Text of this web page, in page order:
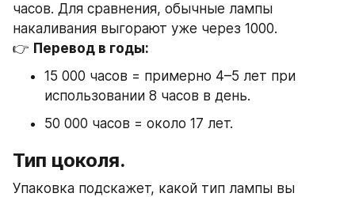
часов. Для сравнения, обычные лампы
накаливания выгорают уже через 1000.
👉 Перевод в годы:
15 000 часов = примерно 4–5 лет при
использовании 8 часов в день.
50 000 часов = около 17 лет.
Тип цоколя.
Упаковка подскажет, какой тип лампы вы